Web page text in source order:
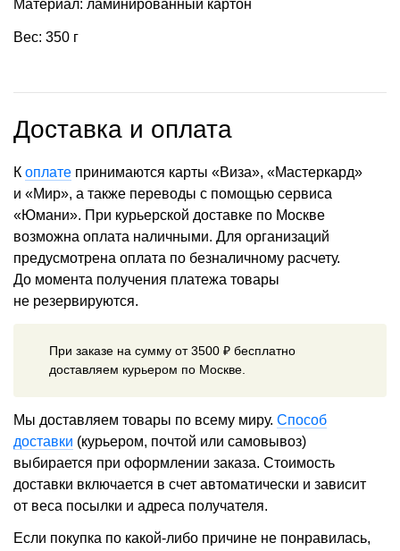
Материал: ламинированный картон
Вес: 350 г
Доставка и оплата
К оплате принимаются карты «Виза», «Мастеркард»
и «Мир», а также переводы с помощью сервиса
«Юмани». При курьерской доставке по Москве
возможна оплата наличными. Для организаций
предусмотрена оплата по безналичному расчету.
До момента получения платежа товары
не резервируются.
При заказе на сумму от 3500 ₽ бесплатно
доставляем курьером по Москве.
Мы доставляем товары по всему миру. Способ
доставки (курьером, почтой или самовывоз)
выбирается при оформлении заказа. Стоимость
доставки включается в счет автоматически и зависит
от веса посылки и адреса получателя.
Если покупка по какой-либо причине не понравилась,